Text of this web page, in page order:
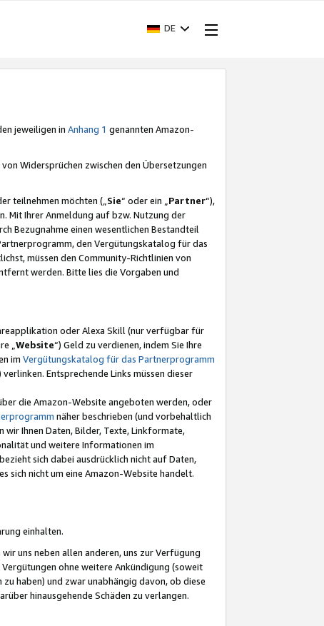
DE
jeweiligen in Anhang 1 genannten Amazon-
von Widersprüchen zwischen den Übersetzungen
teilnehmen möchten („Sie“ oder ein „Partner“),
Mit Ihrer Anmeldung auf bzw. Nutzung der
Bezugnahme einen wesentlichen Bestandteil
den Vergütungskatalog für das
müssen den Community-Richtlinien von
werden. Bitte lies die Vorgaben und
oder Alexa Skill (nur verfügbar für
„ Website“) Geld zu verdienen, indem Sie Ihre
im Vergütungskatalog für das Partnerprogramm
Entsprechende Links müssen dieser
die Amazon-Website angeboten werden, oder
näher beschrieben (und vorbehaltlich
Ihnen Daten, Bilder, Texte, Linkformate,
und weitere Informationen im
sich dabei ausdrücklich nicht auf Daten,
sich nicht um eine Amazon-Website handelt.
einhalten.
uns neben allen anderen, uns zur Verfügung
ohne weitere Ankündigung (soweit
haben) und zwar unabhängig davon, ob diese
hinausgehende Schäden zu verlangen.